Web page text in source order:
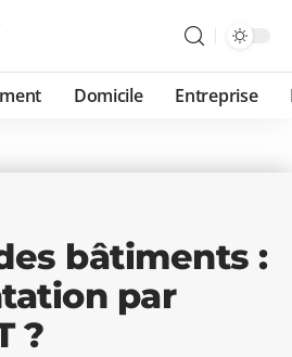
Domicile Entreprise
bâtiments :
par
?